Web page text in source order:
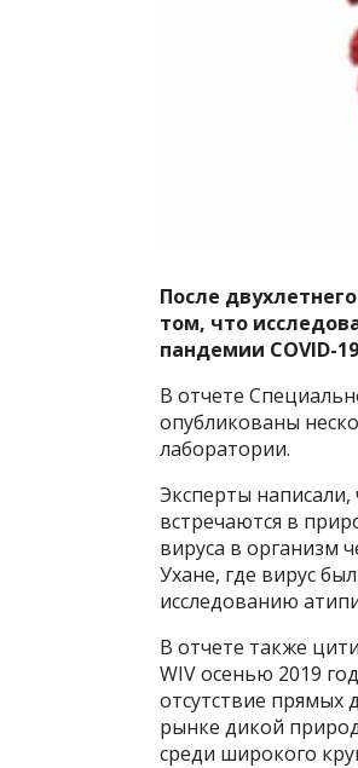
После
том, что
пандемии COVID-
В отчете
опубликованы
лаборатории.
Эксперты написали,
встречаются в
вируса в организм
Ухане, где вирус
исследованию
В отчете также
WIV осенью 2019
отсутствие прямых
рынке дикой
среди широкого